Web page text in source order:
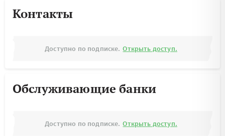
Контакты
Доступно по подписке. Открыть доступ.
Обслуживающие банки
Доступно по подписке. Открыть доступ.